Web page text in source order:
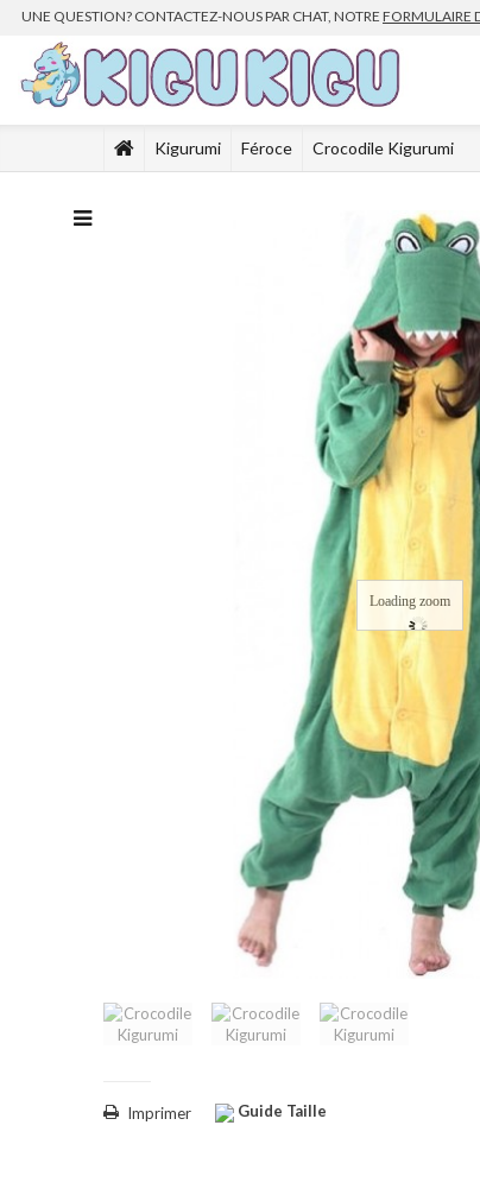
UNE QUESTION? CONTACTEZ-NOUS PAR CHAT, NOTRE FORMULAIRE
Kigurumi Féroce Crocodile Kigurumi
Loading zoom
Guide Taille
Imprimer